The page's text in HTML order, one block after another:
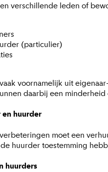
verschillende leden of
(particulier)
vaak voornamelijk uit
daarbij een
en huurder
moet een
huurder toestemming
huurders